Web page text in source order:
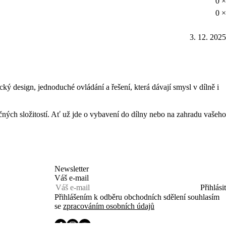
0 ×
3. 12. 2025
design, jednoduché ovládání a řešení, která dávají smysl v dílně i
složitostí. Ať už jde o vybavení do dílny nebo na zahradu vašeho
Newsletter
Váš e-mail
Přihlásit
Přihlášením k odběru obchodních sdělení souhlasím
se zpracováním osobních údajů